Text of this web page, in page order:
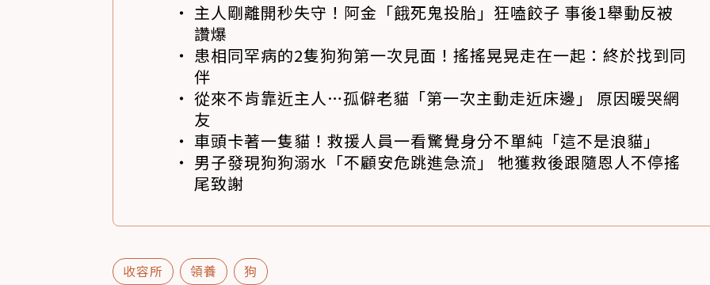
主人剛離開秒失守！阿金「餓死鬼投胎」狂嗑餃子 事後1舉動反被
讚爆
患相同罕病的2隻狗狗第一次見面！搖搖晃晃走在一起：終於找到同
伴
從來不肯靠近主人…孤僻老貓「第一次主動走近床邊」 原因暖哭網
友
車頭卡著一隻貓！救援人員一看驚覺身分不單純「這不是浪貓」
男子發現狗狗溺水「不顧安危跳進急流」 牠獲救後跟隨恩人不停搖
尾致謝
收容所 領養 狗